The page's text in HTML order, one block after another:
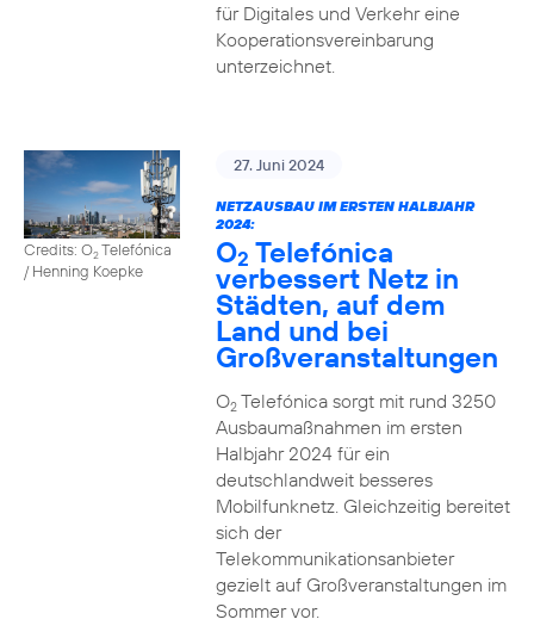
für Digitales und Verkehr eine
Kooperationsvereinbarung
unterzeichnet.
Credits: O2Telefónica
/ Henning Koepke
27. Juni 2024
NETZAUSBAU IM ERSTEN HALBJAHR
2024:
O2 Telefónica
verbessert Netz in
Städten, auf dem
Land und bei
Großveranstaltungen
O2Telefónica sorgt mit rund 3250
Ausbaumaßnahmen im ersten
Halbjahr 2024 für ein
deutschlandweit besseres
Mobilfunknetz. Gleichzeitig bereitet
sich der
Telekommunikationsanbieter
gezielt auf Großveranstaltungen im
Sommer vor.